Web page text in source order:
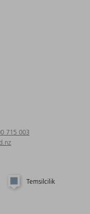
715 003
Temsilcilik